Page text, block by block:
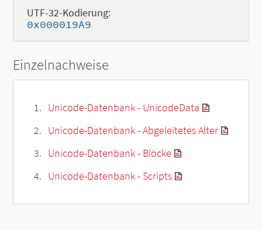
UTF-32-Kodierung:
0x000019A9
Einzelnachweise
Unicode-Datenbank - UnicodeData
Unicode-Datenbank - Abgeleitetes Alter
Unicode-Datenbank - Blöcke
Unicode-Datenbank - Scripts